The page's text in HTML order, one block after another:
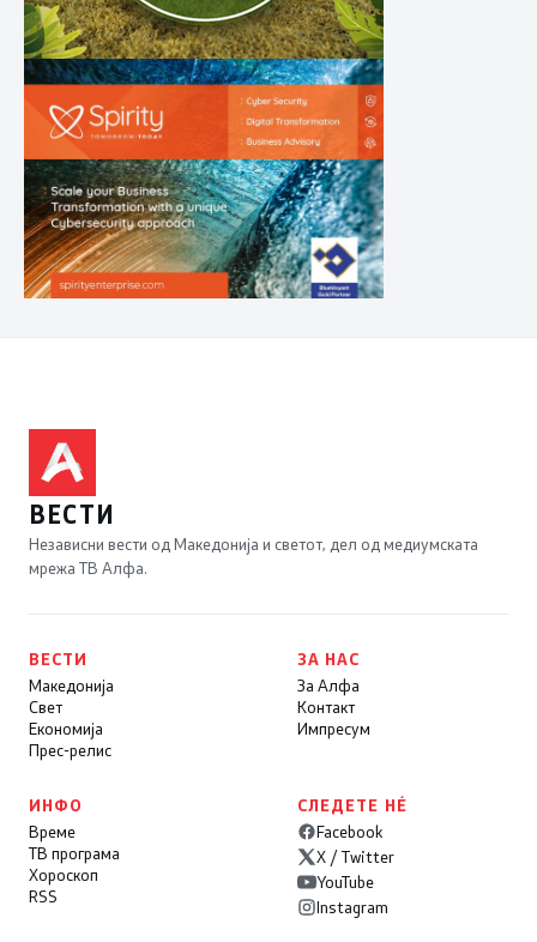
ВЕСТИ
Независни вести од Македонија и светот, дел од медиумската
мрежа ТВ Алфа.
ВЕСТИ
Македонија
Свет
Економија
Прес-релис
ЗА НАС
За Алфа
Контакт
Импресум
ИНФО
Време
ТВ програма
Хороскоп
RSS
СЛЕДЕТЕ НÉ
Facebook
X / Twitter
YouTube
Instagram